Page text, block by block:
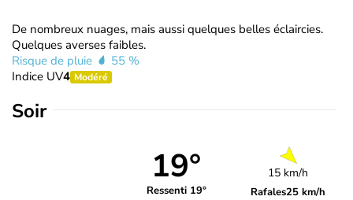
De nombreux nuages, mais aussi quelques belles éclaircies.
Quelques averses faibles.
Risque de pluie
55 %
Indice UV4 Modéré
Soir
19°
Ressenti 19°
15 km/h
Rafales25 km/h